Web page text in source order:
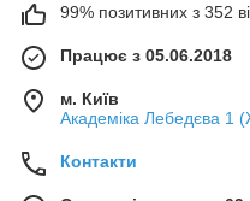
99% позитивних з 352
Працює з 05.06.2018
м. Київ
Академіка Лебедєва 1
Контакти